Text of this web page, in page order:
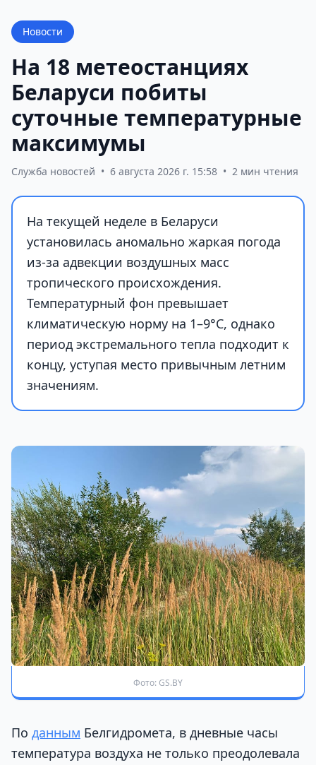
Новости
На 18 метеостанциях
Беларуси побиты
суточные температурные
максимумы
Служба новостей • 6 августа 2026 г. 15:58 • 2 мин чтения
На текущей неделе в Беларуси
установилась аномально жаркая погода
из-за адвекции воздушных масс
тропического происхождения.
Температурный фон превышает
климатическую норму на 1–9°С, однако
период экстремального тепла подходит к
концу, уступая место привычным летним
значениям.
Фото: GS.BY
По данным Белгидромета, в дневные часы
температура воздуха не только преодолевала